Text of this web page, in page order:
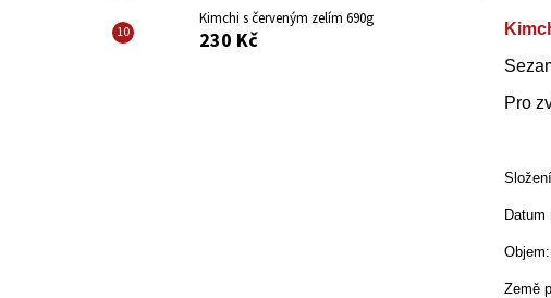
Kimchi s červeným zelím 690g
230 Kč
Pro
Datum
Země